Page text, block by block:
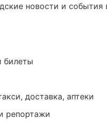
новости и
билеты
доставка, аптеки
репортажи